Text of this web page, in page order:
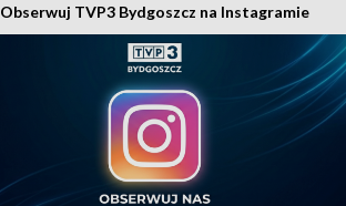
Obserwuj TVP3 Bydgoszcz na Instagramie